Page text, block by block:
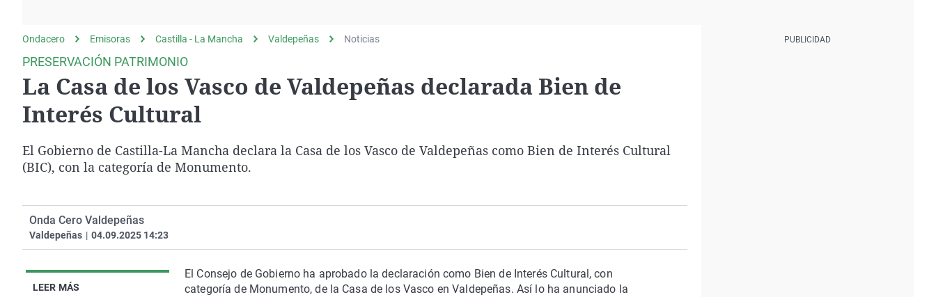
gato
Operación Viuda
Negra
Navarra
Ondacero Emisoras Castilla - La Mancha Valdepeñas Noticias
PRESERVACIÓN PATRIMONIO
La Casa de los Vasco de Valdepeñas declarada Bien de
Interés Cultural
El Gobierno de Castilla-La Mancha declara la Casa de los Vasco de Valdepeñas como Bien de Interés Cultural
(BIC), con la categoría de Monumento.
Onda Cero Valdepeñas
Valdepeñas | 04.09.2025 14:23
LEER MÁS
El Consejo de Gobierno ha aprobado la declaración como Bien de Interés Cultural, con
categoría de Monumento, de la Casa de los Vasco en Valdepeñas. Así lo ha anunciado la